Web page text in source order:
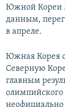
Южной Кореи
данным,
в апреле.
Южная Корея
Северную
главным
олимпийского